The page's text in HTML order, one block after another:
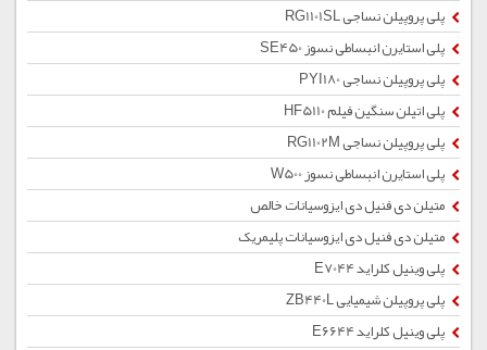
پلی پروپیلن نساجی RG1101SL
پلی استایرن انبساطی نسوز SE450
پلی پروپیلن نساجی PYI180
پلی اتیلن سنگین فیلم HF5110
پلی پروپیلن نساجی RG1102M
پلی استایرن انبساطی نسوز W500
متیلن دی فنیل دی ایزوسیانات خالص
متیلن دی فنیل دی ایزوسیانات پلیمریک
پلی وینیل کلراید E7044
پلی پروپیلن شیمیایی ZB440L
پلی وینیل کلراید E6644